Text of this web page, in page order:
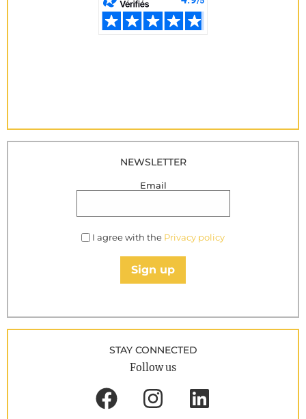
NEWSLETTER
Email
I agree with the Privacy policy
Sign up
STAY CONNECTED
Follow us